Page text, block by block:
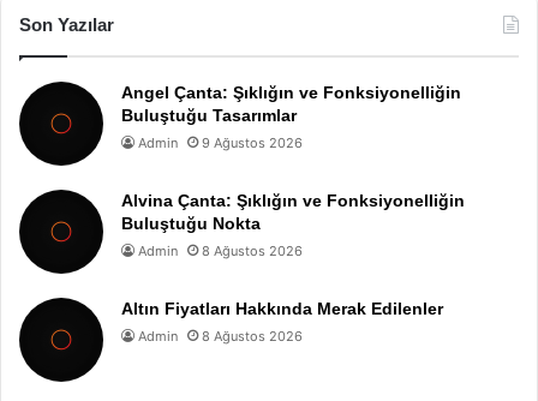
Son Yazılar
Angel Çanta: Şıklığın ve Fonksiyonelliğin
Buluştuğu Tasarımlar
Admin 9 Ağustos 2026
Alvina Çanta: Şıklığın ve Fonksiyonelliğin
Buluştuğu Nokta
Admin 8 Ağustos 2026
Altın Fiyatları Hakkında Merak Edilenler
Admin 8 Ağustos 2026